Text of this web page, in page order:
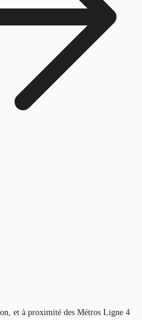
et à proximité des Métros Ligne 4